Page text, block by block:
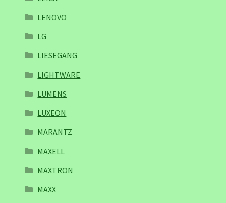
LENOVO
LG
LIESEGANG
LIGHTWARE
LUMENS
LUXEON
MARANTZ
MAXELL
MAXTRON
MAXX